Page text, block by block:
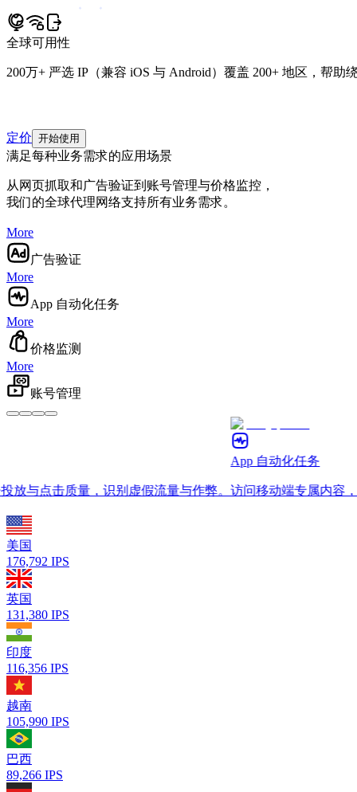
全球可用性
200万+ 严选 IP（兼容 iOS 与 Android）覆盖 200+ 地区，帮助
定价 开始使用
满足每种业务需求的应用场景
从网页抓取和广告验证到账号管理与价格监控，
我们的全球代理网络支持所有业务需求。
More
广告验证
More
App 自动化任务
More
价格监测
More
账号管理
点击质量，识别虚假流量与作弊。
App 自动化任务
访问移动端专属内容，用
美国
176,792 IPS
英国
131,380 IPS
印度
116,356 IPS
越南
105,990 IPS
巴西
89,266 IPS